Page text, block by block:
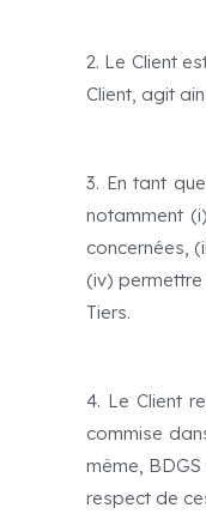
2. Le Client
Client, agit
3. En tant
notamment
concernées,
(iv)
Tiers.
4. Le Client
commise
même,
respect de